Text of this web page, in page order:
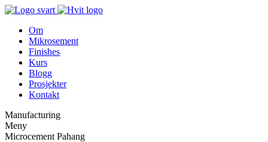
Om
Mikrosement
Finishes
Kurs
Blogg
Prosjekter
Kontakt
Manufacturing
Meny
Microcement Pahang